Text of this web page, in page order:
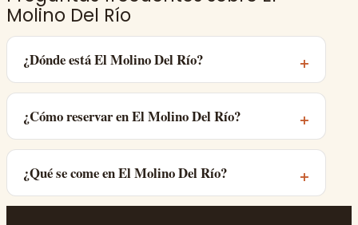
Molino Del Río
¿Dónde está El Molino Del Río?
¿Cómo reservar en El Molino Del Río?
¿Qué se come en El Molino Del Río?